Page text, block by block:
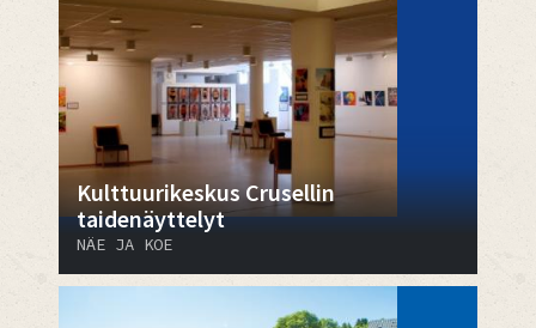
Kulttuurikeskus Crusellin
taidenäyttelyt
NÄE JA KOE